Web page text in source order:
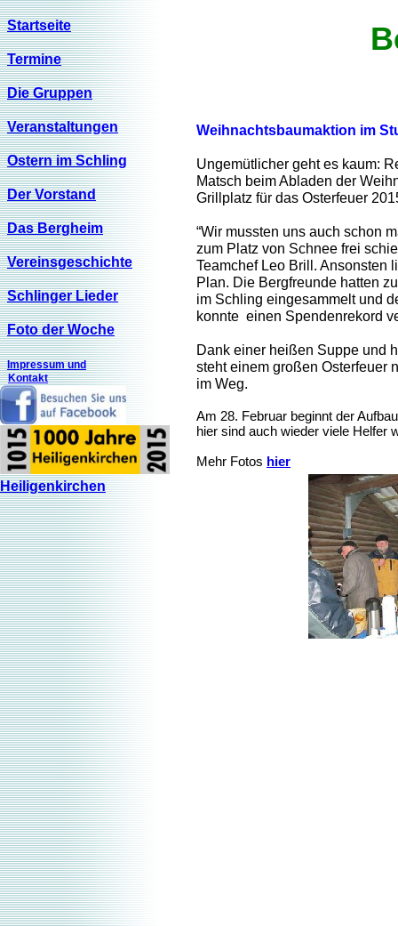
Startseite
Termine
Die Gruppen
Veranstaltungen
Ostern im Schling
Der Vorstand
Das Bergheim
Vereinsgeschichte
Schlinger Lieder
Foto der Woche
Impressum und
Kontakt
Heiligenkirchen
Weihnachtsbaumaktion im
Ungemütlicher geht es kaum:
Matsch beim Abladen der
Grillplatz für das Osterfeuer
“Wir mussten uns auch schon
zum Platz von Schnee frei
Teamchef Leo Brill. Ansonsten
Plan. Die Bergfreunde hatten
im Schling eingesammelt und
konnte einen Spendenrekord
Dank einer heißen Suppe und
steht einem großen Osterfeuer
im Weg.
Am 28. Februar beginnt der
hier sind auch wieder viele Helfer
Mehr Fotos hier